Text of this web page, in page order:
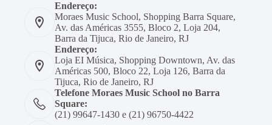
Endereço:
Moraes Music School, Shopping Barra Square,
Av. das Américas 3555, Bloco 2, Loja 204,
Barra da Tijuca, Rio de Janeiro, RJ
Endereço:
Loja EI Música, Shopping Downtown, Av. das
Américas 500, Bloco 22, Loja 126, Barra da
Tijuca, Rio de Janeiro, RJ
Telefone Moraes Music School no Barra
Square:
(21) 99647-1430 e (21) 96750-4422